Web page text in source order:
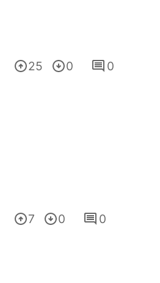
25 0 0
7 0 0